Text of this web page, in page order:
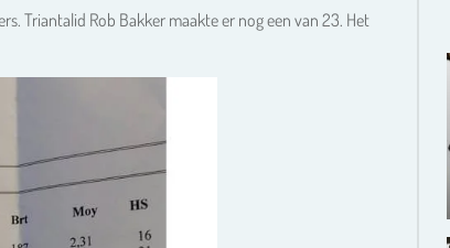
Triantalid Rob Bakker maakte er nog een van 23. Het